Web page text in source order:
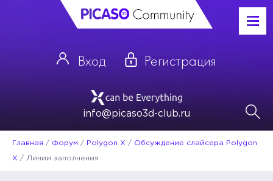
Вход Регистрация
info@picaso3d-club.ru
Главная / Форум / Polygon X / Обсуждение слайсера Polygon
X / Линии заполнения